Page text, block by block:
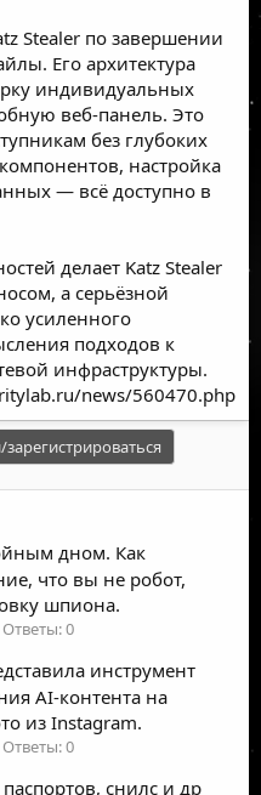
Stealer по завершении
Его архитектура
индивидуальных
веб-панель. Это
без глубоких
настройка
— всё доступно в
делает Katz Stealer
а серьёзной
усиленного
подходов к
инфраструктуры.
news/560470.php
дном. Как
что вы не робот,
шпиона.
Ответы: 0
инструмент
AI-контента на
из Instagram.
Ответы: 0
снилс и др